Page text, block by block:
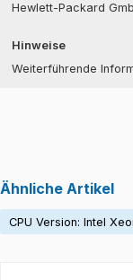
Hewlett-Packard
Hinweise
Weiterführende
Ähnliche Artikel
CPU Version: Intel